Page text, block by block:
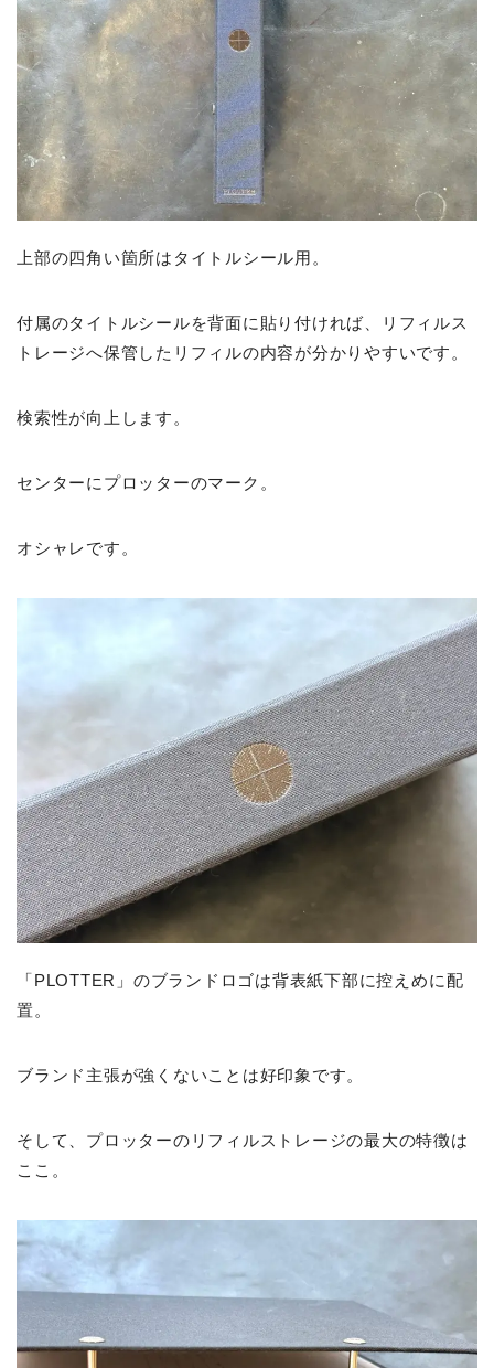
上部の四角い箇所はタイトルシール用。
付属のタイトルシールを背面に貼り付ければ、リフィルス
トレージへ保管したリフィルの内容が分かりやすいです。
検索性が向上します。
センターにプロッターのマーク。
オシャレです。
「PLOTTER」のブランドロゴは背表紙下部に控えめに配
置。
ブランド主張が強くないことは好印象です。
そして、プロッターのリフィルストレージの最大の特徴は
ここ。